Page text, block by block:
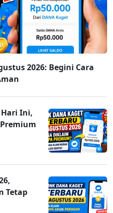
2026: Begini Cara
Hari Ini,
Tetap